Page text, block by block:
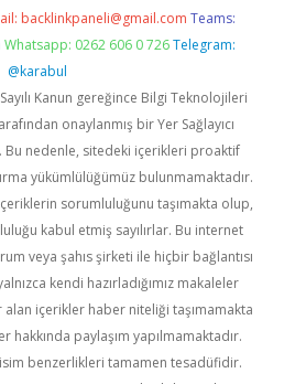
backlinkpaneli@gmail.com Teams:
Whatsapp: 0262 606 0 726 Telegram:
@karabul
Kanun gereğince Bilgi Teknolojileri
onaylanmış bir Yer Sağlayıcı
nedenle, sitedeki içerikleri proaktif
yükümlülüğümüz bulunmamaktadır.
sorumluluğunu taşımakta olup,
kabul etmiş sayılırlar. Bu internet
veya şahıs şirketi ile hiçbir bağlantısı
kendi hazırladığımız makaleler
alan içerikler haber niteliği taşımamakta
hakkında paylaşım yapılmamaktadır.
benzerlikleri tamamen tesadüfidir.